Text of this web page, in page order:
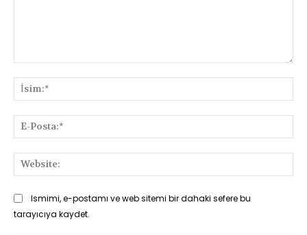
Ismimi, e-postamı ve web sitemi bir dahaki sefere bu
tarayıcıya kaydet.